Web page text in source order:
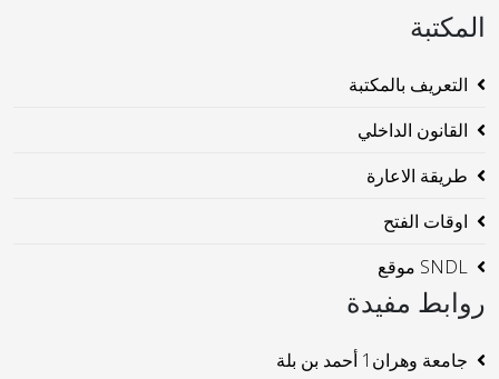
المكتبة
التعريف بالمكتبة
القانون الداخلي
طريقة الاعارة
اوقات الفتح
SNDL موقع
روابط مفيدة
جامعة وهران1 أحمد بن بلة